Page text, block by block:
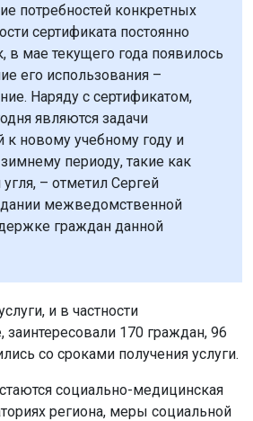
потребностей конкретных
сертификата постоянно
в мае текущего года появилось
его использования –
Наряду с сертификатом,
являются задачи
к новому учебному году и
периоду, такие как
– отметил Сергей
межведомственной
граждан данной
и в частности
заинтересовали 170 граждан, 96
со сроками получения услуги.
социально-медицинская
региона, меры социальной